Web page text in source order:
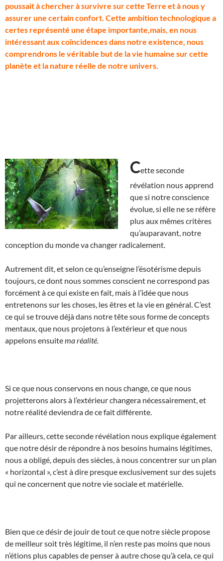
poussait à chercher à survivre sur cette Terre et à nous y
assurer une certain confort. Cette ambition technologique a
certes représenté une étape importante,mais, en nous
intéressant aux coïncidences dans notre existence, nous
comprendrons le véritable but de la vie humaine sur cette
planète et la nature réelle de notre univers.
Cette seconde
révélation nous apprend
que si notre conscience
évolue, si elle ne se réfère
plus aux mêmes critères
qu’auparavant, notre
conception du monde va changer radicalement.
Autrement dit, et selon ce qu’enseigne l’ésotérisme depuis
toujours, ce dont nous sommes conscient ne correspond pas
forcément à ce qui existe en fait, mais à l’idée que nous
entretenons sur les choses, les êtres et la vie en général. C’est
ce qui se trouve déjà dans notre tête sous forme de concepts
mentaux, que nous projetons à l’extérieur et que nous
appelons ensuitema réalité.
Si ce que nous conservons en nous change, ce que nous
projetterons alors à l’extérieur changera nécessairement, et
notre réalité deviendra de ce fait différente.
Par ailleurs, cette seconde révélation nous explique également
que notre désir de répondre à nos besoins humains légitimes,
nous a obligé, depuis des siècles, à nous concentrer sur un plan
« horizontal », c’est à dire presque exclusivement sur des sujets
qui ne concernent que notre vie sociale et matérielle.
Bien que ce désir de jouir de tout ce que notre siècle propose
de meilleur soit très légitime, il n’en reste pas moins que nous
n’étions plus capables de penser à autre chose qu’à cela, ce qui